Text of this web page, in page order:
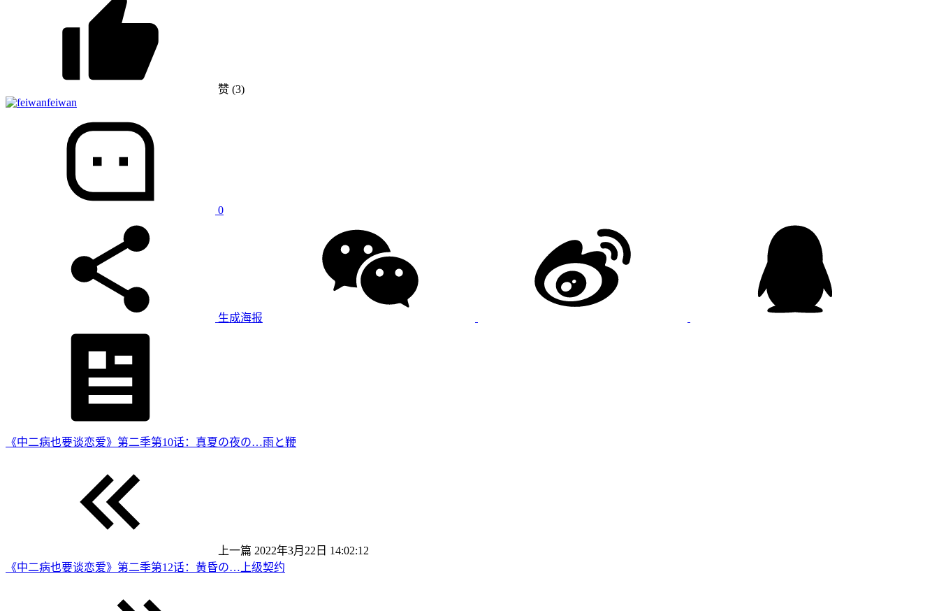
赞 (3)
feiwan
0
生成海报
《中二病也要谈恋爱》第二季第10话：真夏の夜の…雨と鞭
上一篇 2022年3月22日 14:02:12
《中二病也要谈恋爱》第二季第12话：黄昏の…上级契约